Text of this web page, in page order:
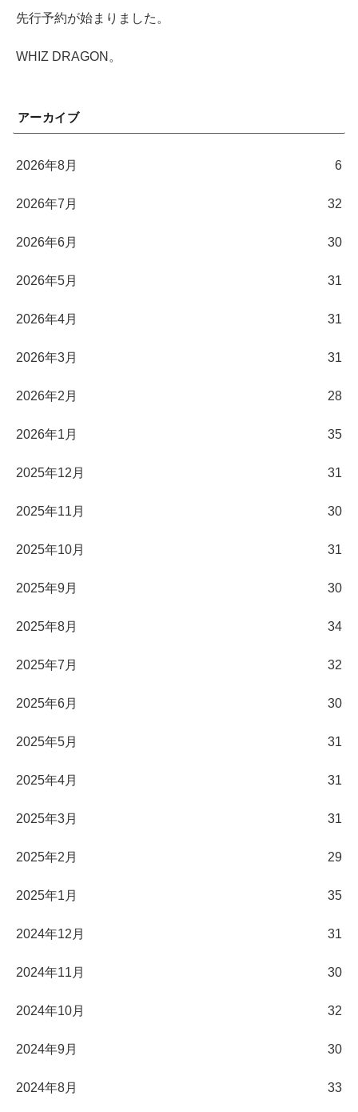
先行予約が始まりました。
WHIZ DRAGON。
アーカイブ
2026年8月 6
2026年7月 32
2026年6月 30
2026年5月 31
2026年4月 31
2026年3月 31
2026年2月 28
2026年1月 35
2025年12月 31
2025年11月 30
2025年10月 31
2025年9月 30
2025年8月 34
2025年7月 32
2025年6月 30
2025年5月 31
2025年4月 31
2025年3月 31
2025年2月 29
2025年1月 35
2024年12月 31
2024年11月 30
2024年10月 32
2024年9月 30
2024年8月 33